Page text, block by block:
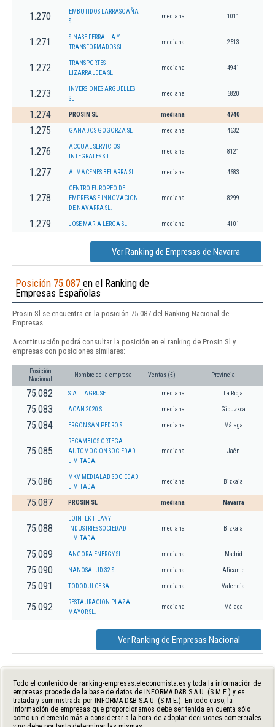
1.270
EMBUTIDOS LARRASOAÑA
SL
mediana 1011
1.271
SINASE FERRALLA Y
TRANSFORMADOS SL
mediana 2513
1.272
TRANSPORTES
LIZARRALDEA SL
mediana 4941
1.273
INVERSIONES ARGUELLES
SL
mediana 6820
1.274 PROSIN SL mediana 4740
1.275 GANADOS GOGORZA SL mediana 4632
1.276
ACCUAE SERVICIOS
INTEGRALES S.L.
mediana 8121
1.277 ALMACENES BELARRA SL mediana 4683
1.278
CENTRO EUROPEO DE
EMPRESAS E INNOVACION
DE NAVARRA SL.
mediana 8299
1.279 JOSE MARIA LERGA SL mediana 4101
Ver Ranking de Empresas de Navarra
Posición 75.087 en el Ranking de
Empresas Españolas
Prosin Sl se encuentra en la posición 75.087 del Ranking Nacional de
Empresas.
A continuación podrá consultar la posición en el ranking de Prosin Sl y
empresas con posiciones similares:
Posición
Nacional
Nombre de la empresa Ventas (€) Provincia
75.082 S.A.T. AGRUSET mediana La Rioja
75.083 ACAN 2020 SL. mediana Gipuzkoa
75.084 ERGON SAN PEDRO SL mediana Málaga
75.085
RECAMBIOS ORTEGA
AUTOMOCION SOCIEDAD
LIMITADA.
mediana Jaén
75.086
MKV MEDIALAB SOCIEDAD
LIMITADA
mediana Bizkaia
75.087 PROSIN SL mediana Navarra
75.088
LOINTEK HEAVY
INDUSTRIES SOCIEDAD
LIMITADA.
mediana Bizkaia
75.089 ANGORA ENERGY SL. mediana Madrid
75.090 NANOSALUD 32 SL. mediana Alicante
75.091 TODODULCE SA mediana Valencia
75.092
RESTAURACION PLAZA
MAYOR SL.
mediana Málaga
Ver Ranking de Empresas Nacional
Todo el contenido de ranking-empresas.eleconomista.es y toda la información de
empresas procede de la base de datos de INFORMA D&B S.A.U. (S.M.E.) y es
tratada y suministrada por INFORMA D&B S.A.U. (S.M.E.). En todo caso, la
información de empresas que proporcionamos debe ser tenida en cuenta sólo
como un elemento más a considerar a la hora de adoptar decisiones comerciales